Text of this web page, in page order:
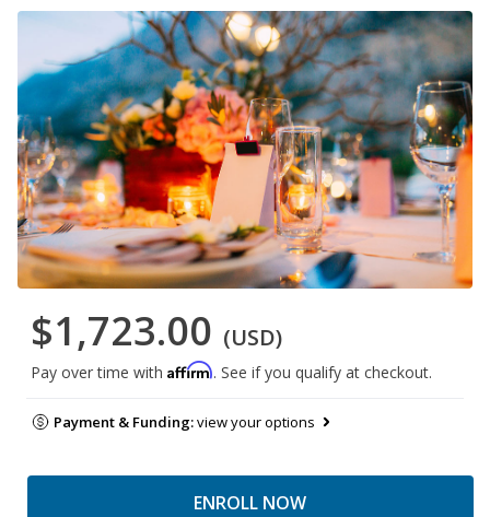
$1,723.00 (USD)
Pay over time with Affirm. See if you qualify at checkout.
Payment & Funding:view your options
ENROLL NOW